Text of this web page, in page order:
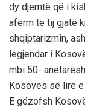
dy djemtë që i
afërm të tij gjatë
shqiptarizmin,
legjendar i
mbi 50-
Kosovës së lirë e
E gëzofsh